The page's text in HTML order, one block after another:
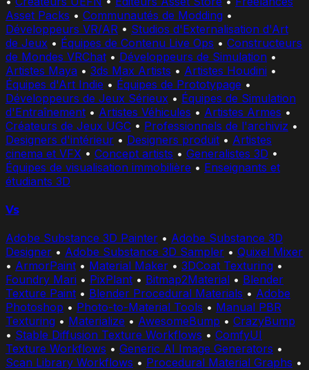
Asset Packs • Communautés de Modding •
Développeurs VR/AR • Studios d'Externalisation d'Art
de Jeux • Équipes de Contenu Live Ops • Constructeurs
de Mondes VRChat • Développeurs de Simulation •
Artistes Maya • 3ds Max Artists • Artistes Houdini •
Équipes d'Art Indie • Équipes de Prototypage •
Développeurs de Jeux Sérieux • Équipes de Simulation
d'Entraînement • Artistes Véhicules • Artistes Armes •
Créateurs de Jeux UGC • Professionnels de l'archiviz •
Designers d'intérieur • Designers produit • Artistes
cinema et VFX • Concept artists • Generalistes 3D •
Équipes de visualisation immobilière • Enseignants et
étudiants 3D
Vs
Adobe Substance 3D Painter • Adobe Substance 3D
Designer • Adobe Substance 3D Sampler • Quixel Mixer
• ArmorPaint • Material Maker • 3DCoat Texturing •
Foundry Mari • PixPlant • Bitmap2Material • Blender
Texture Paint • Blender Procedural Materials • Adobe
Photoshop • Photo-to-Material Tools • Manual PBR
Texturing • Materialize • AwesomeBump • CrazyBump
• Stable Diffusion Texture Workflows • ComfyUI
Texture Workflows • Generic AI Image Generators •
Scan Library Workflows • Procedural Material Graphs •